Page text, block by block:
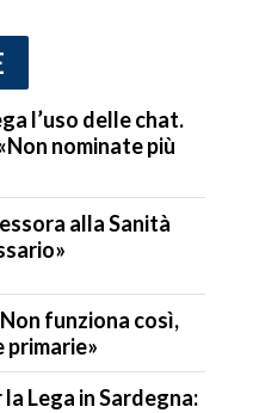
l’uso delle chat.
nominate più
alla Sanità
funziona così,
primarie»
Lega in Sardegna: